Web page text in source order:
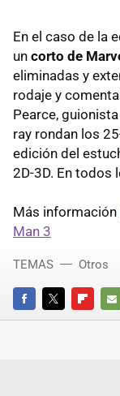
En el caso de la
un corto de
eliminadas y
rodaje y
Pearce,
ray rondan los
edición del
2D-3D. En todos
Más información
Man 3
FACEBOOKTWITTER
E-
TEMAS Otros